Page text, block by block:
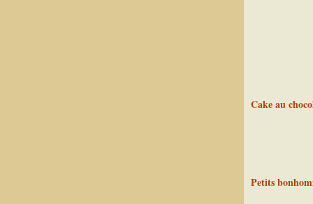
Cake au
Petits